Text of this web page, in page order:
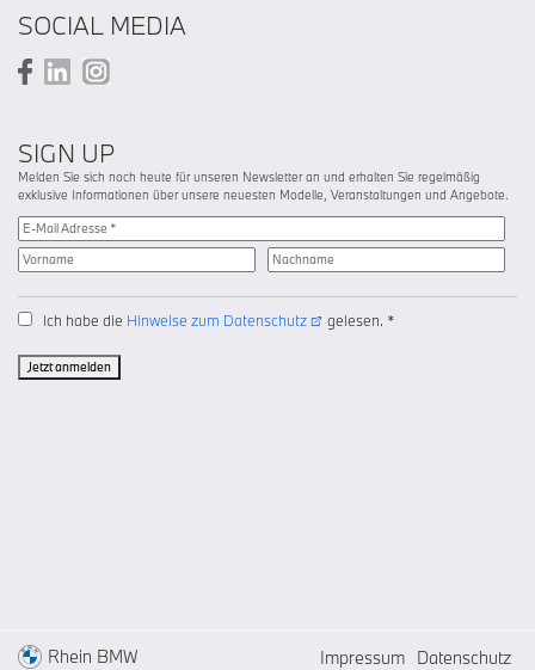
SOCIAL MEDIA
SIGN UP
Melden Sie sich noch heute für unseren Newsletter an und erhalten Sie regelmäßig
exklusive Informationen über unsere neuesten Modelle, Veranstaltungen und Angebote.
Ich habe die Hinweise zum Datenschutz gelesen. *
Jetzt anmelden
Rhein BMW Impressum Datenschutz